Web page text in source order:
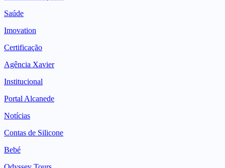
Saúde
Imovation
Certificação
Agência Xavier
Institucional
Portal Alcanede
Notícias
Contas de Silicone
Bebé